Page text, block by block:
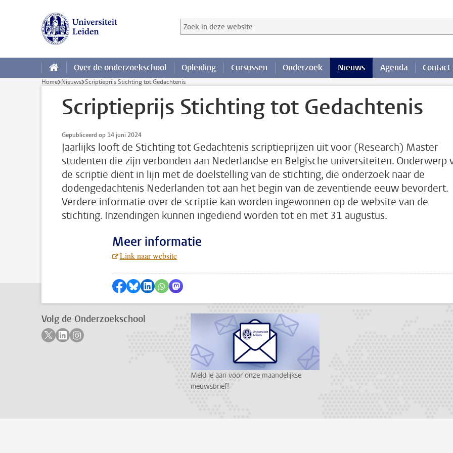
Zoek in deze website
Zoekterm
Over de onderzoekschool Opleiding Cursussen Onderzoek Nieuws Agenda Contact
Home Nieuws Scriptieprijs Stichting tot Gedachtenis
Scriptieprijs Stichting tot Gedachtenis
Gepubliceerd op 14 juni 2024
Jaarlijks looft de Stichting tot Gedachtenis scriptieprijzen uit voor (Research) Master
studenten die zijn verbonden aan Nederlandse en Belgische universiteiten. Onderwerp
de scriptie dient in lijn met de doelstelling van de stichting, die onderzoek naar de
dodengedachtenis Nederlanden tot aan het begin van de zeventiende eeuw bevordert.
Verdere informatie over de scriptie kan worden ingewonnen op de website van de
stichting. Inzendingen kunnen ingediend worden tot en met 31 augustus.
Meer informatie
Link naar website
Delen op Facebook
Delen via Bluesky
Delen op LinkedIn
???shareWhatsApp???
Delen via Mastodon
Volg de Onderzoekschool
Volg ons op twitter
Volg ons op linkedin
Volg ons op instagram
Meld je aan voor onze maandelijkse
nieuwsbrief!